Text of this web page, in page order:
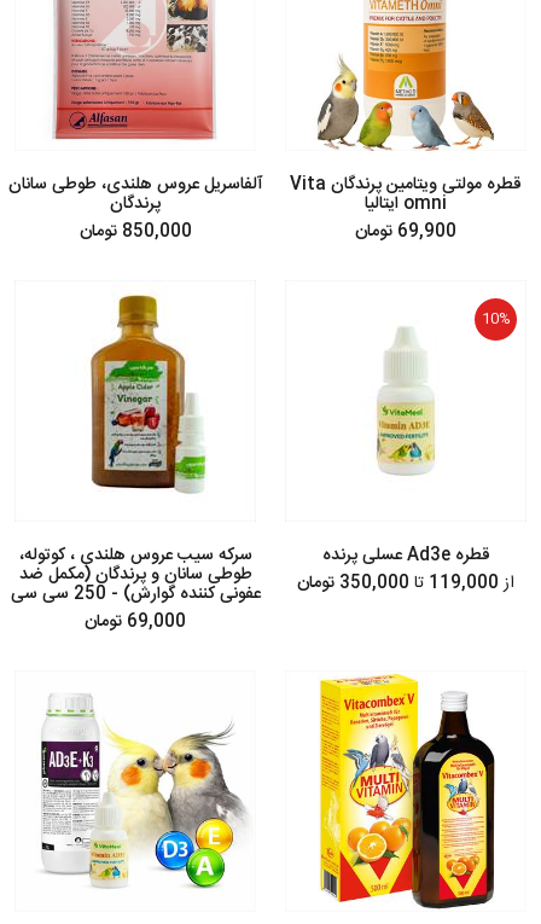
قطره مولتی ویتامین پرندگان Vita
omni ایتالیا
69,900 تومان
آلفاسریل عروس هلندی، طوطی سانان
پرندگان
850,000 تومان
10%
قطره Ad3e عسلی پرنده
از119,000 تا
سرکه سیب عروس هلندی ، کوتوله،
طوطی سانان و پرندگان (مکمل ضد
عفونی کننده گوارش) - 250 سی سی
69,000 تومان